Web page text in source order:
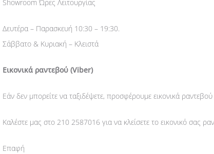
Showroom Ώρες Λειτουργίας
Δευτέρα – Παρασκευή 10:30 – 19:30.
Σάββατο & Κυριακή – Κλειστά
Εικονικά ραντεβού (Viber)
Εάν δεν μπορείτε να ταξιδέψετε, προσφέρουμε εικονικά
Καλέστε μας στο 210 2587016 για να κλείσετε το εικονικό σας
Επαφή